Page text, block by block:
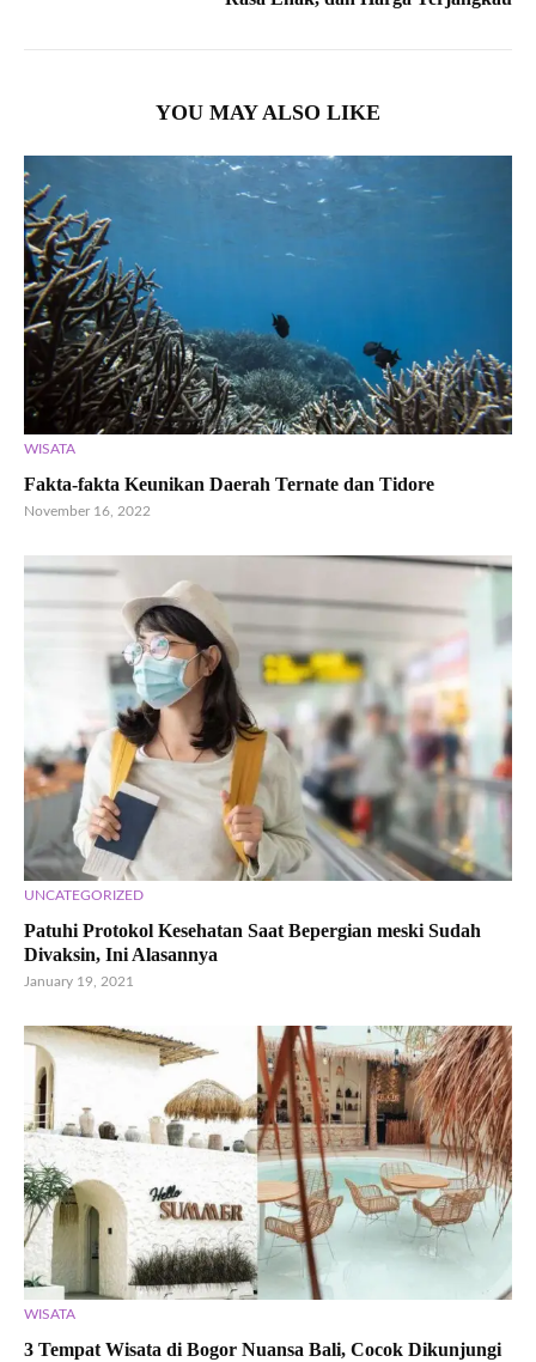
YOU MAY ALSO LIKE
WISATA
Fakta-fakta Keunikan Daerah Ternate dan Tidore
November 16, 2022
UNCATEGORIZED
Patuhi Protokol Kesehatan Saat Bepergian meski Sudah
Divaksin, Ini Alasannya
January 19, 2021
WISATA
3 Tempat Wisata di Bogor Nuansa Bali, Cocok Dikunjungi